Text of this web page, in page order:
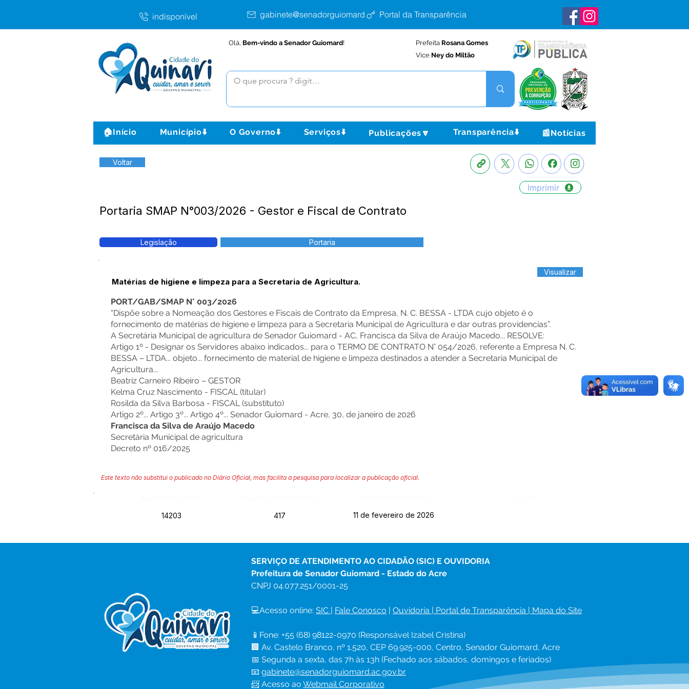
indisponível gabinete@senadorguiomard.ac.gov.brPortal da Transparência
Olá, Bem-vindo a Senador Guiomard! Prefeita Rosana Gomes
Vice Ney do Miltão
🏠Início Município⬇️ O Governo⬇️ Serviços⬇️ Publicações🔽 Transparência⬇️ 📰Notícias
Voltar
Imprimir
Portaria SMAP N°003/2026 - Gestor e Fiscal de Contrato
Legislação Portaria
Matérias de higiene e limpeza para a Secretaria de Agricultura.
Visualizar
PORT/GAB/SMAP N° 003/2026
“Dispõe sobre a Nomeação dos Gestores e Fiscais de Contrato da Empresa, N. C. BESSA - LTDA cujo objeto é o
fornecimento de matérias de higiene e limpeza para a Secretaria Municipal de Agricultura e dar outras providencias”.
A Secretária Municipal de agricultura de Senador Guiomard - AC, Francisca da Silva de Araújo Macedo... RESOLVE:
Artigo 1º - Designar os Servidores abaixo indicados... para o TERMO DE CONTRATO N° 054/2026, referente a Empresa N. C.
BESSA – LTDA... objeto... fornecimento de material de higiene e limpeza destinados a atender a Secretaria Municipal de
Agricultura...
Beatriz Carneiro Ribeiro – GESTOR
Kelma Cruz Nascimento - FISCAL (titular)
Rosilda da Silva Barbosa - FISCAL (substituto)
Artigo 2º... Artigo 3º... Artigo 4º... Senador Guiomard - Acre, 30, de janeiro de 2026
Francisca da Silva de Araújo Macedo
Secretária Municipal de agricultura
Decreto nº 016/2025
Este texto não substitui o publicado no Diário Oficial, mas facilita a pesquisa para localizar a publicação oficial.
14203
417 11 de fevereiro de 2026
SERVIÇO DE ATENDIMENTO AO CIDADÃO (SIC) E OUVIDORIA
Prefeitura de Senador Guiomard - Estado do Acre
CNPJ 04.077.251/0001-25
💻Acesso online: SIC | Fale Conosco | Ouvidoria | Portal de Transparência | Mapa do Site
📱Fone: +55 (68) 98122-0970 (Responsável Izabel Cristina)
🏢 Av. Castelo Branco, nº 1.520, CEP 69.925-000, Centro, Senador Guiomard, Acre
📅 Segunda a sexta, das 7h às 13h (Fechado aos sábados, domingos e feriados)
📧 gabinete@senadorguiomard.ac.gov.br
📨 Acesso ao Webmail Corporativo